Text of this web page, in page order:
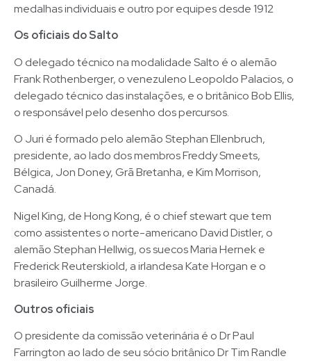
medalhas individuais e outro por equipes desde 1912
Os oficiais do Salto
O delegado técnico na modalidade Salto é o alemão
Frank Rothenberger, o venezuleno Leopoldo Palacios, o
delegado técnico das instalações, e o britânico Bob Ellis,
o responsável pelo desenho dos percursos.
O Juri é formado pelo alemão Stephan Ellenbruch,
presidente, ao lado dos membros Freddy Smeets,
Bélgica, Jon Doney, Grã Bretanha, e Kim Morrison,
Canadá.
Nigel King, de Hong Kong, é o chief stewart que tem
como assistentes o norte-americano David Distler, o
alemão Stephan Hellwig, os suecos Maria Hernek e
Frederick Reuterskiold, a irlandesa Kate Horgan e o
brasileiro Guilherme Jorge.
Outros oficiais
O presidente da comissão veterinária é o Dr Paul
Farrington ao lado de seu sócio britânico Dr Tim Randle